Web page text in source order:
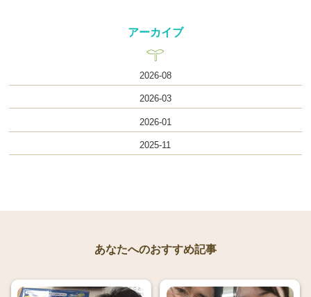
アーカイブ
2026-08
2026-03
2026-01
2025-11
あなたへのおすすめ記事